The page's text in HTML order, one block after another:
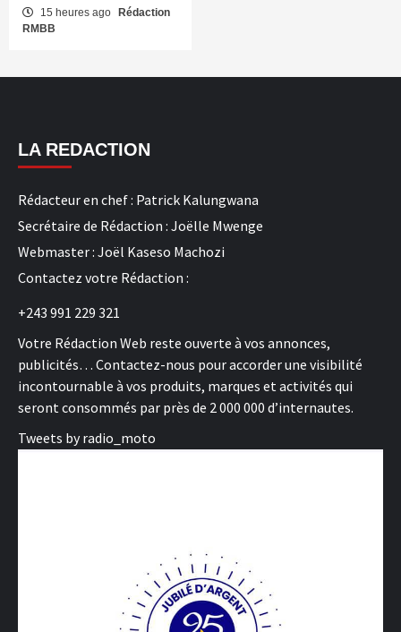
15 heures ago
Rédaction
RMBB
LA REDACTION
Rédacteur en chef : Patrick Kalungwana
Secrétaire de Rédaction : Joëlle Mwenge
Webmaster : Joël Kaseso Machozi
Contactez votre Rédaction :
+243 991 229 321
Votre Rédaction Web reste ouverte à vos annonces,
publicités… Contactez-nous pour accorder une visibilité
incontournable à vos produits, marques et activités qui
seront consommés par près de 2 000 000 d’internautes.
Tweets by radio_moto